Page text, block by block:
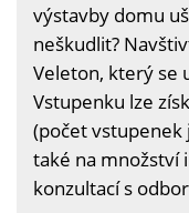
výstavby domu
neškudlit?
Veleton, který se
Vstupenku lze
(počet vstupenek
také na množství
konzultací s